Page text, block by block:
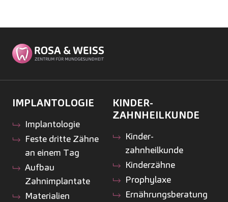
IMPLANTOLOGIE
Implantologie
Feste dritte Zähne
an einem Tag
Aufbau
Zahnimplantate
Materialien
KINDER­
ZAHNHEILKUNDE
Kinder­
zahnheilkunde
Kinderzähne
Prophylaxe
Ernährungsberatung